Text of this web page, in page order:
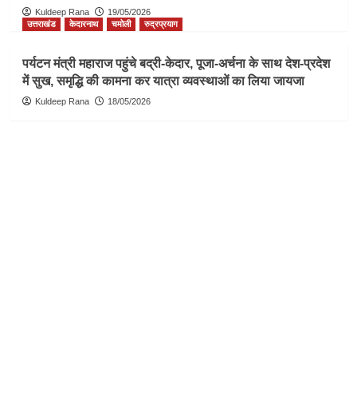
Kuldeep Rana
19/05/2026
उत्तराखंड
केदारनाथ चमोली रुद्रप्रयाग
पर्यटन मंत्री महाराज पहुंचे बद्री-केदार, पूजा-अर्चना के साथ देश-प्रदेश
में सुख, समृद्धि की कामना कर यात्रा व्यवस्थाओं का लिया जायजा
Kuldeep Rana 18/05/2026